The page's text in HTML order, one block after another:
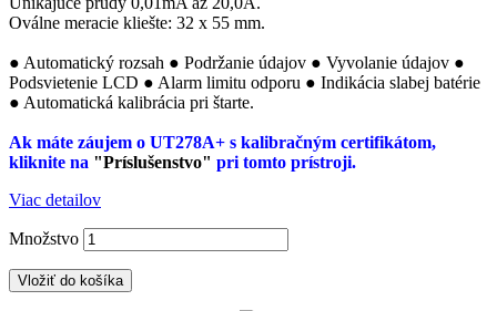
Oválne meracie kliešte: 32 x 55 mm.
● Automatický rozsah ● Podržanie údajov ● Vyvolanie údajov ●
Podsvietenie LCD ● Alarm limitu odporu ● Indikácia slabej batérie
● Automatická kalibrácia pri štarte.
Ak máte záujem o UT278A+ s kalibračným certifikátom,
kliknite na "Príslušenstvo" pri tomto prístroji.
Viac detailov
Množstvo
Vložiť do košíka